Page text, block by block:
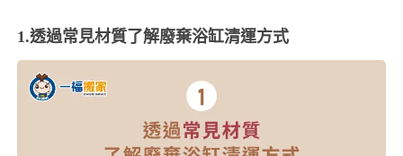
1.透過常見材質了解廢棄浴缸清運方式